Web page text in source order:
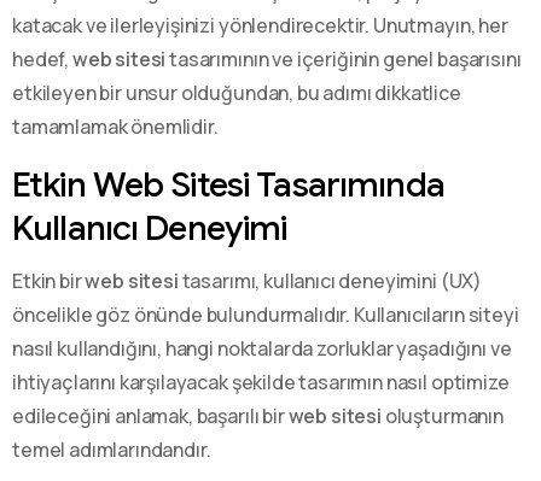
katacak ve ilerleyişinizi yönlendirecektir. Unutmayın, her
hedef,web sitesitasarımının ve içeriğinin genel başarısını
etkileyen bir unsur olduğundan, bu adımı dikkatlice
tamamlamak önemlidir.
Etkin Web Sitesi Tasarımında
Kullanıcı Deneyimi
Etkin birweb sitesitasarımı, kullanıcı deneyimini (UX)
öncelikle göz önünde bulundurmalıdır. Kullanıcıların siteyi
nasıl kullandığını, hangi noktalarda zorluklar yaşadığını ve
ihtiyaçlarını karşılayacak şekilde tasarımın nasıl optimize
edileceğini anlamak, başarılı birweb sitesi oluşturmanın
temel adımlarındandır.